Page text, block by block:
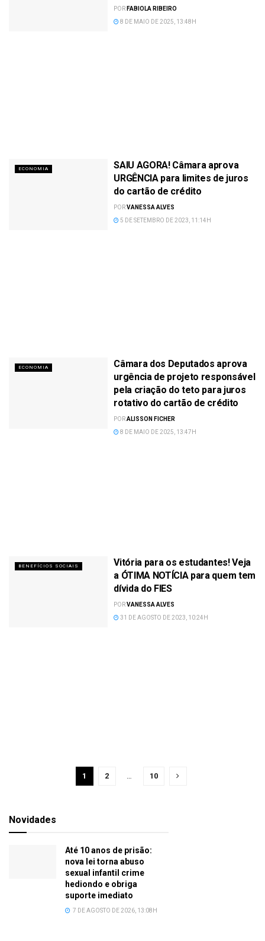
POR FABIOLA RIBEIRO
8 DE MAIO DE 2025, 13:48H
ECONOMIA
SAIU AGORA! Câmara aprova
URGÊNCIA para limites de juros
do cartão de crédito
PORVANESSA ALVES
5 DE SETEMBRO DE 2023, 11:14H
ECONOMIA
Câmara dos Deputados aprova
urgência de projeto responsável
pela criação do teto para juros
rotativo do cartão de crédito
PORALISSON FICHER
8 DE MAIO DE 2025, 13:47H
BENEFÍCIOS SOCIAIS
Vitória para os estudantes! Veja
a ÓTIMA NOTÍCIA para quem tem
dívida do FIES
PORVANESSA ALVES
31 DE AGOSTO DE 2023, 10:24H
1 2 … 10
Novidades
Até 10 anos de prisão:
nova lei torna abuso
sexual infantil crime
hediondo e obriga
suporte imediato
7 DE AGOSTO DE 2026, 13:08H